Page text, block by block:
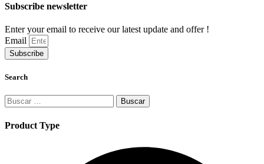
Subscribe newsletter
Enter your email to receive our latest update and offer !
Email
Subscribe
Search
Buscar:
Product Type